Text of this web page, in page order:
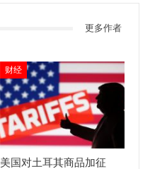
更多作者
财经
美国对土耳其商品加征